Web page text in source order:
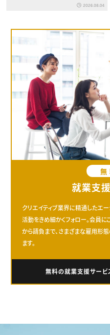
2026.08.04
無
就業支
クリエイティブ業界に精通したエ
活動をきめ細かくフォロー。会員に
から請負まで、さまざまな雇用形
ます。
無料の就業支援サービ